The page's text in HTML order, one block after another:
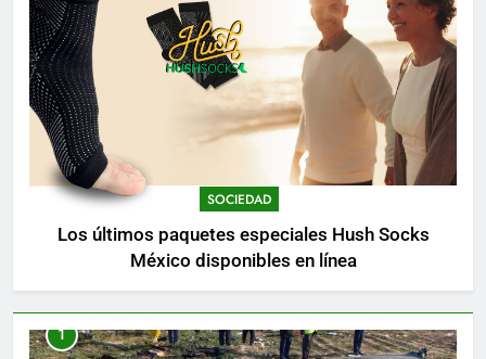
SOCIEDAD
Los últimos paquetes especiales Hush Socks
México disponibles en línea
1